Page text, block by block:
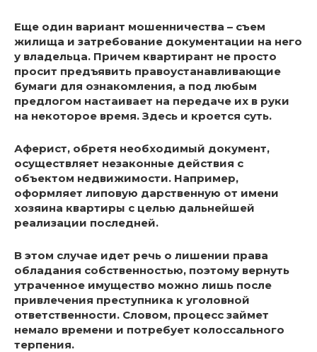
Еще один вариант мошенничества – съем
жилища и затребование документации на него
у владельца. Причем квартирант не просто
просит предъявить правоустанавливающие
бумаги для ознакомления, а под любым
предлогом настаивает на передаче их в руки
на некоторое время. Здесь и кроется суть.
Аферист, обретя необходимый документ,
осуществляет незаконные действия с
объектом недвижимости. Например,
оформляет липовую дарственную от имени
хозяина квартиры с целью дальнейшей
реализации последней.
В этом случае идет речь о лишении права
обладания собственностью, поэтому вернуть
утраченное имущество можно лишь после
привлечения преступника к уголовной
ответственности. Словом, процесс займет
немало времени и потребует колоссального
терпения.